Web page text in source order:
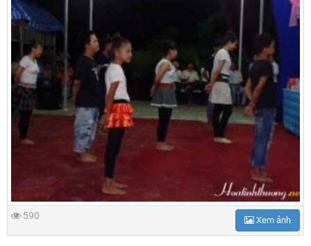
590 Xem ảnh